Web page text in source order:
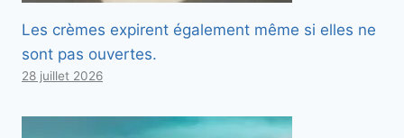
Les crèmes expirent également même si elles ne
sont pas ouvertes.
28 juillet 2026